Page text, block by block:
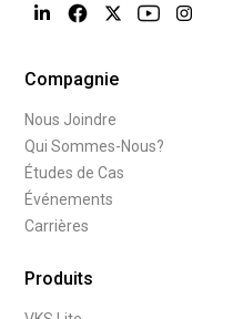
Compagnie
Nous Joindre
Qui Sommes-Nous?
Études de Cas
Événements
Carrières
Produits